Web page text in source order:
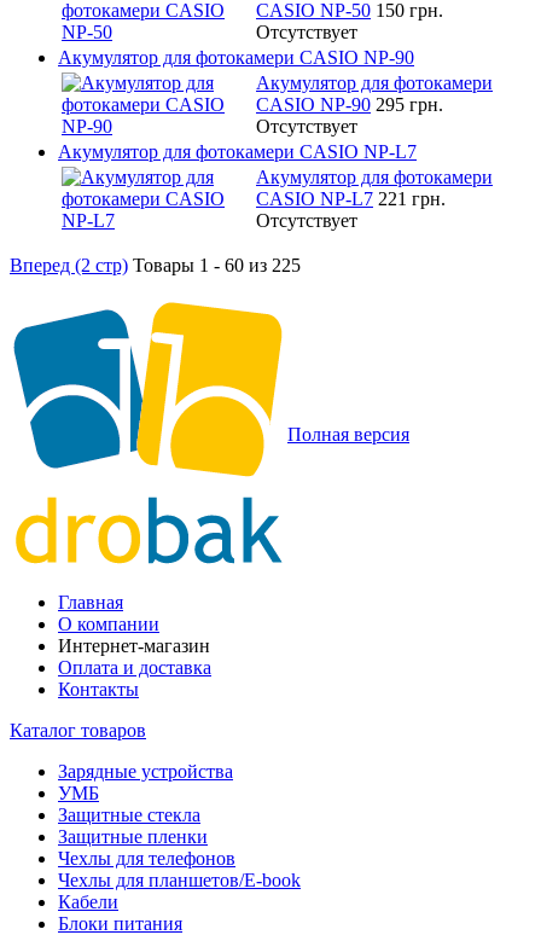
CASIO NP-50 150 грн.
Отсутствует
Акумулятор для фотокамери CASIO NP-90
Акумулятор для фотокамери
CASIO NP-90 295 грн.
Отсутствует
Акумулятор для фотокамери CASIO NP-L7
Акумулятор для фотокамери
CASIO NP-L7 221 грн.
Отсутствует
Вперед (2 стр) Товары 1 - 60 из 225
Полная версия
Главная
О компании
Интернет-магазин
Оплата и доставка
Контакты
Каталог товаров
Зарядные устройства
УМБ
Защитные стекла
Защитные пленки
Чехлы для телефонов
Чехлы для планшетов/E-book
Кабели
Блоки питания